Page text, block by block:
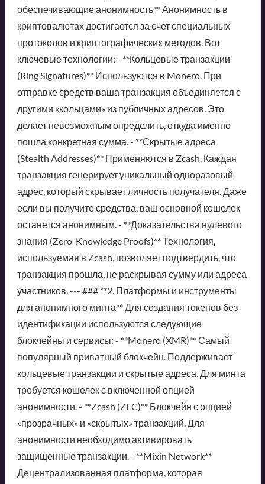
обеспечивающие анонимность** Анонимность в
криптовалютах достигается за счет специальных
протоколов и криптографических методов. Вот
ключевые технологии: - **Кольцевые транзакции
(Ring Signatures)** Используются в Monero. При
отправке средств ваша транзакция объединяется с
другими «кольцами» из публичных адресов. Это
делает невозможным определить, откуда именно
пошла конкретная сумма. - **Скрытые адреса
(Stealth Addresses)** Применяются в Zcash. Каждая
транзакция генерирует уникальный одноразовый
адрес, который скрывает личность получателя. Даже
если вы получите средства, ваш основной кошелек
останется анонимным. - **Доказательства нулевого
знания (Zero-Knowledge Proofs)** Технология,
используемая в Zcash, позволяет подтвердить, что
транзакция прошла, не раскрывая сумму или адреса
участников. --- ### **2. Платформы и инструменты
для анонимного минта** Для создания токенов без
идентификации используются следующие
блокчейны и сервисы: - **Monero (XMR)** Самый
популярный приватный блокчейн. Поддерживает
кольцевые транзакции и скрытые адреса. Для минта
требуется кошелек с включенной опцией
анонимности. - **Zcash (ZEC)** Блокчейн с опцией
«прозрачных» и «скрытых» транзакций. Для
анонимности необходимо активировать
защищенные транзакции. - **Mixin Network**
Децентрализованная платформа, которая